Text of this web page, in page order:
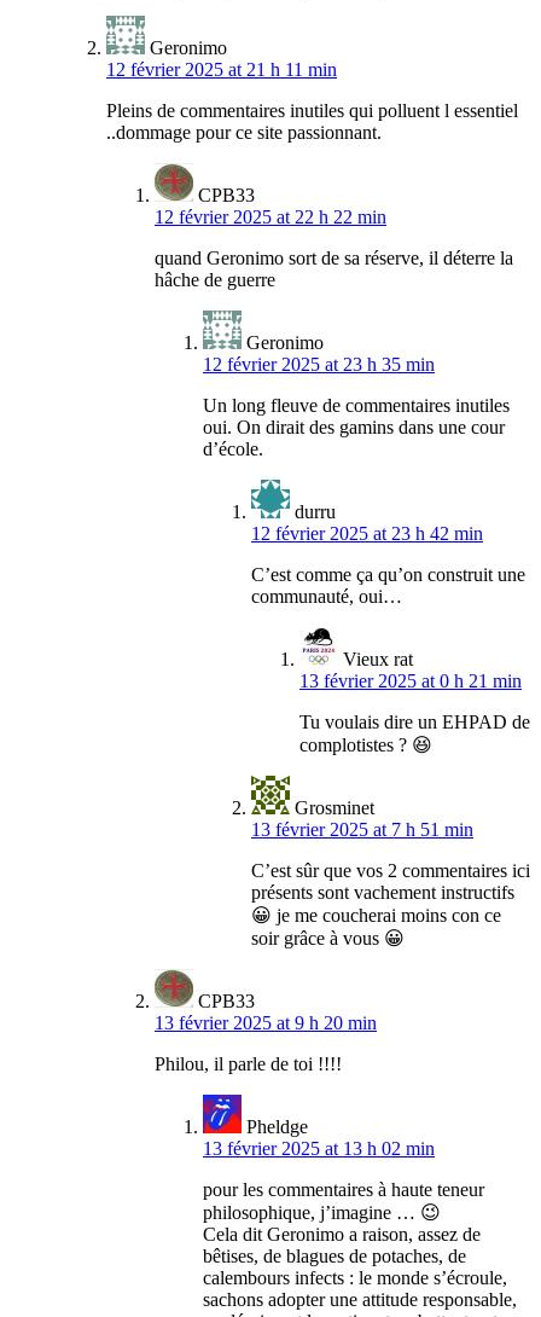
Geronimo
12 février 2025 at 21 h 11 min
Pleins de commentaires inutiles qui polluent l essentiel
..dommage pour ce site passionnant.
CPB33
12 février 2025 at 22 h 22 min
quand Geronimo sort de sa réserve, il déterre la
hâche de guerre
Geronimo
12 février 2025 at 23 h 35 min
Un long fleuve de commentaires inutiles
oui. On dirait des gamins dans une cour
d’école.
durru
12 février 2025 at 23 h 42 min
C’est comme ça qu’on construit une
communauté, oui…
Vieux rat
13 février 2025 at 0 h 21 min
Tu voulais dire un EHPAD de
complotistes ? 😆
Grosminet
13 février 2025 at 7 h 51 min
C’est sûr que vos 2 commentaires ici
présents sont vachement instructifs
😀 je me coucherai moins con ce
soir grâce à vous 😀
CPB33
13 février 2025 at 9 h 20 min
Philou, il parle de toi !!!!
Pheldge
13 février 2025 at 13 h 02 min
pour les commentaires à haute teneur
philosophique, j’imagine … 😉
Cela dit Geronimo a raison, assez de
bêtises, de blagues de potaches, de
calembours infects : le monde s’écroule,
sachons adopter une attitude responsable,